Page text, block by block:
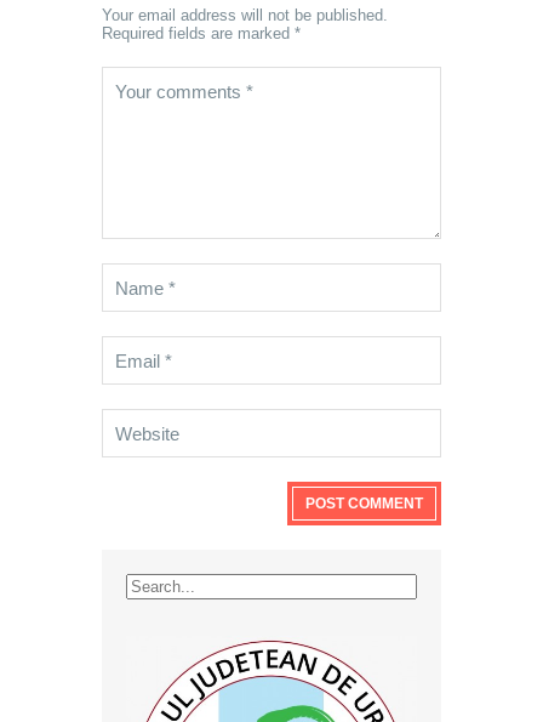
Your email address will not be published.
Required fields are marked *